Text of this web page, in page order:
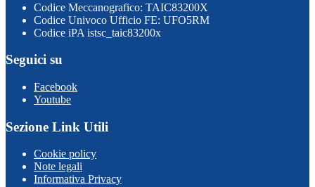
Codice Meccanografico: TAIC83200X
Codice Univoco Ufficio FE: UFO5RM
Codice iPA istsc_taic83200x
Seguici su
Facebook
Youtube
Sezione Link Utili
Cookie policy
Note legali
Informativa Privacy